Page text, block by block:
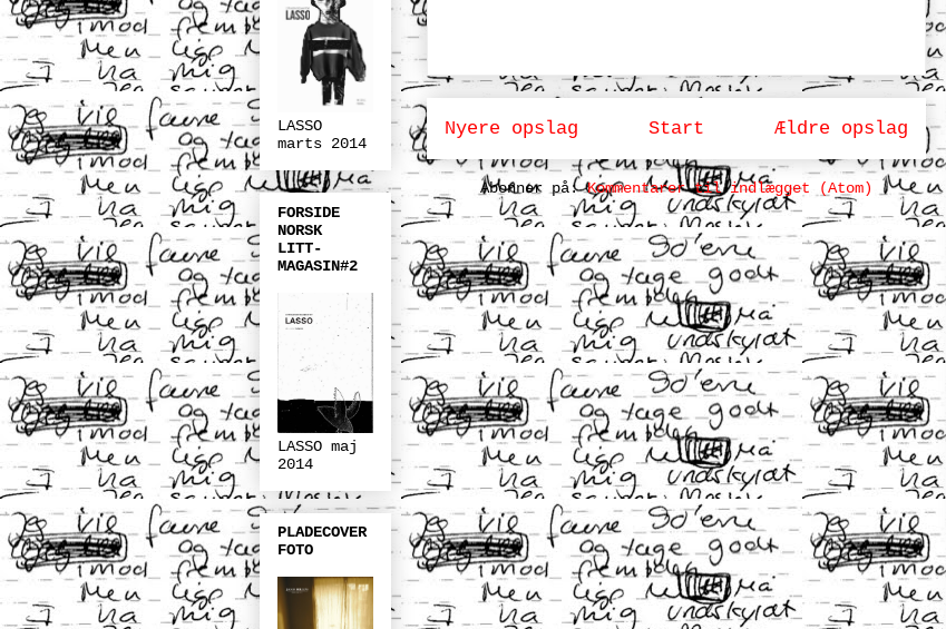
Nyere opslag Ældre opslag
Start
Abonner på:Kommentarer til indlægget (Atom)
LASSO
marts 2014
FORSIDE
NORSK
LITT-
MAGASIN#2
LASSO maj
2014
PLADECOVER
FOTO